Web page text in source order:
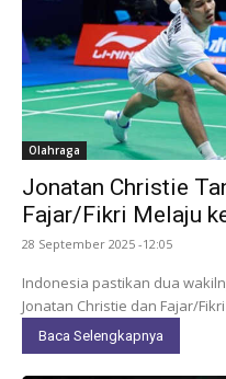
Olahraga
Jonatan Christie
Fajar/Fikri Melaju
28 September 2025 -12:05
Indonesia pastikan dua
Jonatan Christie dan Fajar/
Baca Selengkapnya